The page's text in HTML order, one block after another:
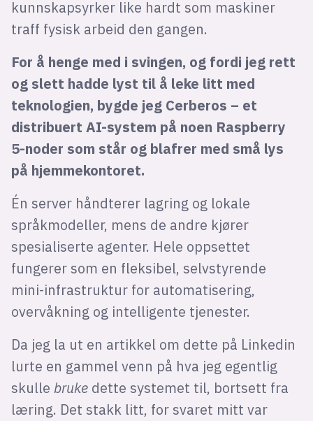
kunnskapsyrker like hardt som maskiner
traff fysisk arbeid den gangen.
For å henge med i svingen, og fordi jeg rett
og slett hadde lyst til å leke litt med
teknologien, bygde jeg Cerberos – et
distribuert AI-system på noen Raspberry
5-noder som står og blafrer med små lys
på hjemmekontoret.
Én server håndterer lagring og lokale
språkmodeller, mens de andre kjører
spesialiserte agenter. Hele oppsettet
fungerer som en fleksibel, selvstyrende
mini-infrastruktur for automatisering,
overvåkning og intelligente tjenester.
Da jeg la ut en artikkel om dette på Linkedin
lurte en gammel venn på hva jeg egentlig
skulle bruke dette systemet til, bortsett fra
læring. Det stakk litt, for svaret mitt var